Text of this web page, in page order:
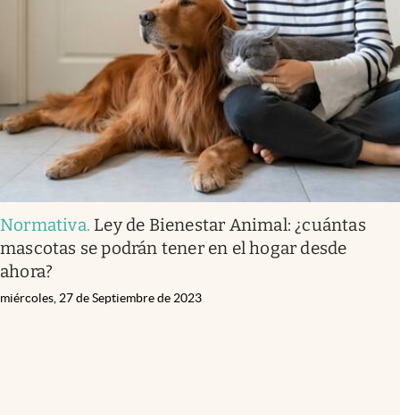
Normativa. Ley de Bienestar Animal: ¿cuántas
mascotas se podrán tener en el hogar desde
ahora?
miércoles, 27 de Septiembre de 2023